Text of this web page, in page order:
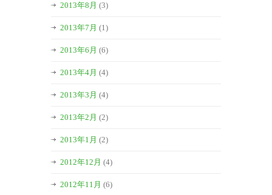
2013年8月 (3)
2013年7月 (1)
2013年6月 (6)
2013年4月 (4)
2013年3月 (4)
2013年2月 (2)
2013年1月 (2)
2012年12月 (4)
2012年11月 (6)